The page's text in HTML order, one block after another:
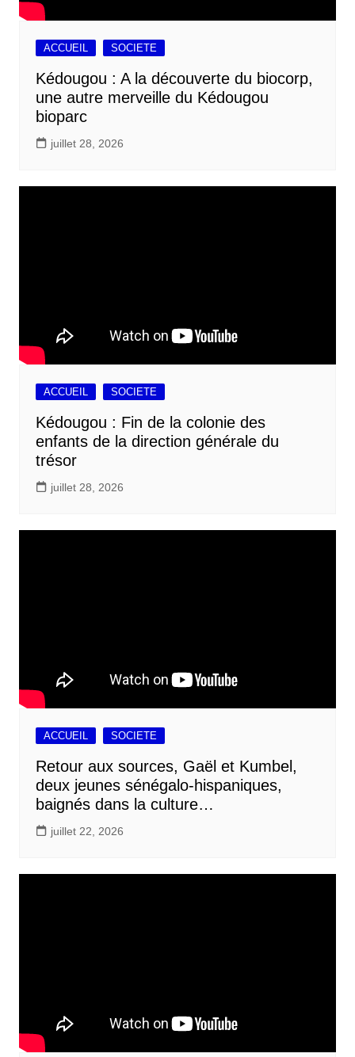
ACCUEIL SOCIETE
Kédougou : A la découverte du biocorp,
une autre merveille du Kédougou
bioparc
juillet 28, 2026
ACCUEIL SOCIETE
Kédougou : Fin de la colonie des
enfants de la direction générale du
trésor
juillet 28, 2026
ACCUEIL SOCIETE
Retour aux sources, Gaël et Kumbel,
deux jeunes sénégalo-hispaniques,
baignés dans la culture…
juillet 22, 2026